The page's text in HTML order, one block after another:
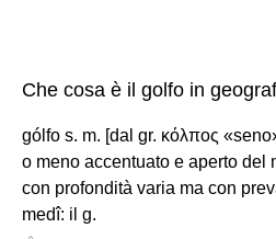
Che cosa è il golfo in
gólfo s. m. [dal gr. κόλπος
o meno accentuato e aperto del
con profondità varia ma con
medî: il g.